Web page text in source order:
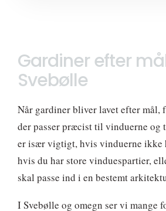
Gardiner efter
Svebølle
Når gardiner bliver lavet efter mål,
der passer præcist til vinduerne og
er især vigtigt, hvis vinduerne ikke
hvis du har store vinduespartier,
skal passe ind i en bestemt
I Svebølle og omegn ser vi mange